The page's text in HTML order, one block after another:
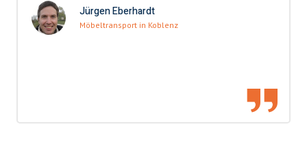
Jürgen Eberhardt
Möbeltransport in Koblenz